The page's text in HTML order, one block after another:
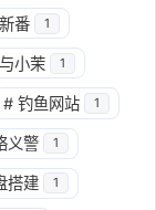
番 1
小茉 1
# 钓鱼网站 1
义警 1
搭建 1